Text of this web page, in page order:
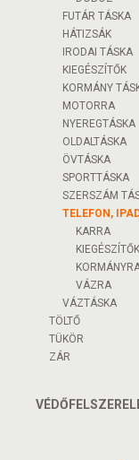
FUTÁR TÁSKA
HÁTIZSÁK
IRODAI TÁSKA
KIEGÉSZÍTŐK
KORMÁNY
MOTORRA
NYEREGTÁSKA
OLDALTÁSKA
ÖVTÁSKA
SPORTTÁSKA
SZERSZÁM
TELEFON,
KARRA
KIEGÉSZÍTŐK
VÁZRA
VÁZTÁSKA
TÖLTŐ
TÜKÖR
ZÁR